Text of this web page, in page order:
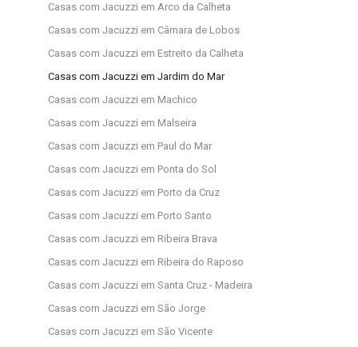
Casas com Jacuzzi em Arco da Calheta
Casas com Jacuzzi em Câmara de Lobos
Casas com Jacuzzi em Estreito da Calheta
Casas com Jacuzzi em Jardim do Mar
Casas com Jacuzzi em Machico
Casas com Jacuzzi em Malseira
Casas com Jacuzzi em Paul do Mar
Casas com Jacuzzi em Ponta do Sol
Casas com Jacuzzi em Porto da Cruz
Casas com Jacuzzi em Porto Santo
Casas com Jacuzzi em Ribeira Brava
Casas com Jacuzzi em Ribeira do Raposo
Casas com Jacuzzi em Santa Cruz - Madeira
Casas com Jacuzzi em São Jorge
Casas com Jacuzzi em São Vicente